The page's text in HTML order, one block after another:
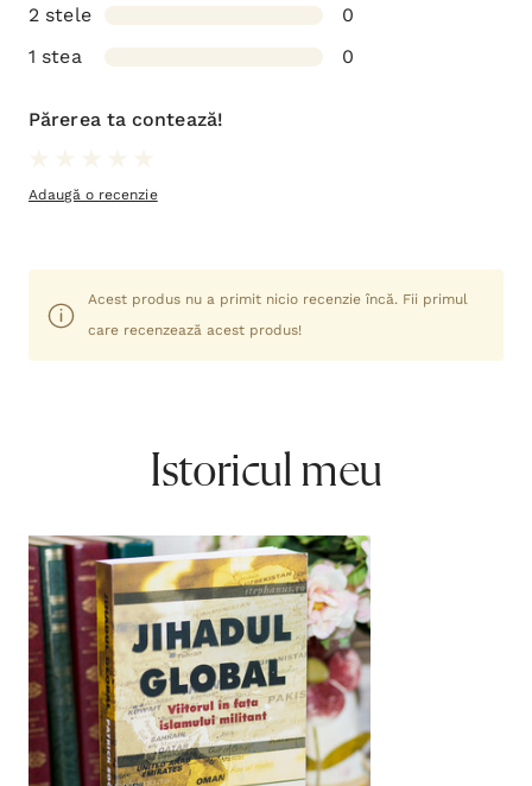
2 stele
0
1 stea
0
Părerea ta contează!
Adaugă o recenzie
Acest produs nu a primit nicio recenzie încă. Fii primul
care recenzează acest produs!
Istoricul meu